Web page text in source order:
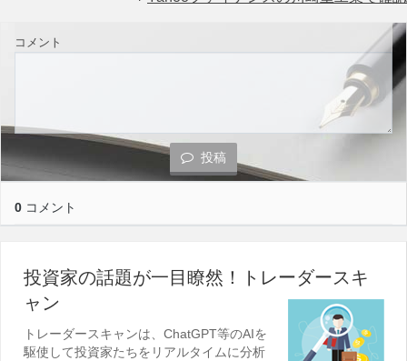
コメント
投稿
0 コメント
投資家の話題が一目瞭然！トレーダースキ
ャン
トレーダースキャンは、ChatGPT等のAIを
駆使して投資家たちをリアルタイムに分析